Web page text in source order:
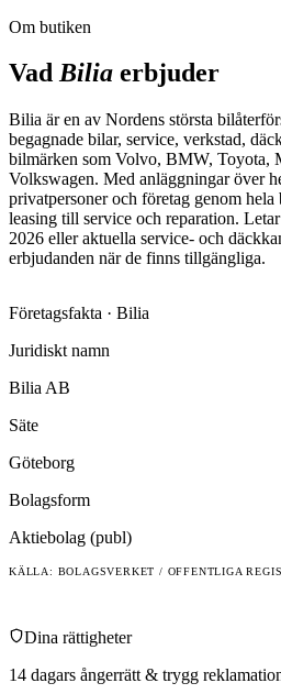
Om butiken
VadBilia erbjuder
Bilia är en av Nordens största
begagnade bilar, service, verkstad,
bilmärken som Volvo, BMW, Toyota,
Volkswagen. Med anläggningar över
privatpersoner och företag genom
leasing till service och reparation.
2026 eller aktuella service- och
erbjudanden när de finns tillgängliga.
Företagsfakta · Bilia
Juridiskt namn
Bilia AB
Säte
Göteborg
Bolagsform
Aktiebolag (publ)
KÄLLA: BOLAGSVERKET / OFFENTLIGA
Dina rättigheter
14 dagars ångerrätt & trygg